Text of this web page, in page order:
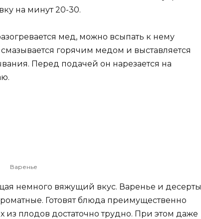
на минут 20-30.
мед, можно всыпать к нему
горячим медом и выставляется
Перед подачей он нарезается на
Варенье
немного вяжущий вкус. Варенье и десерты
Готовят блюда преимущественно
из плодов достаточно трудно. При этом даже